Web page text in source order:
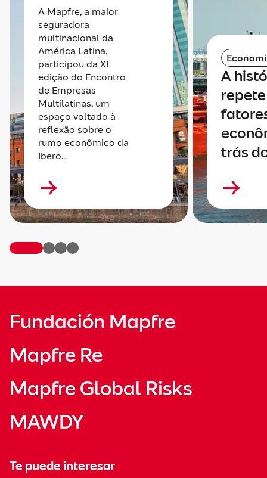
A Mapfre, a maior
seguradora
multinacional da
América Latina,
participou da XI
edição do Encontro
de Empresas
Multilatinas, um
espaço voltado à
reflexão sobre o
rumo econômico da
Ibero...
A
trás
Fundación Mapfre
Mapfre Re
Mapfre Global Risks
MAWDY
Te puede interesar